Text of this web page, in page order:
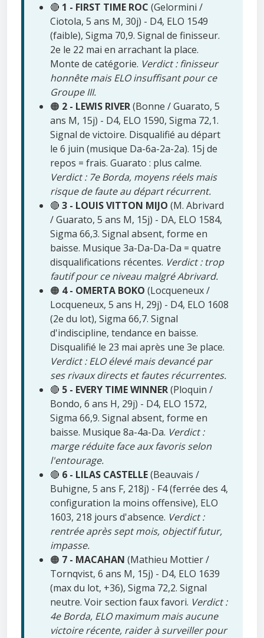
🔴 1 - FIRST TIME ROC (Gelormini /
Ciotola, 5 ans M, 30j) - D4, ELO 1549
(faible), Sigma 70,9. Signal de finisseur.
2e le 22 mai en arrachant la place.
Monte de catégorie. Verdict : finisseur
honnête mais ELO insuffisant pour ce
Groupe III.
🟠 2 - LEWIS RIVER(Bonne / Guarato, 5
ans M, 15j) - D4, ELO 1590, Sigma 72,1.
Signal de victoire. Disqualifié au départ
le 6 juin (musique Da-6a-2a-2a). 15j de
repos = frais. Guarato : plus calme.
Verdict : 7e Borda, moyens réels mais
risque de faute au départ récurrent.
🔴 3 - LOUIS VITTON MIJO (M. Abrivard
/ Guarato, 5 ans M, 15j) - DA, ELO 1584,
Sigma 66,3. Signal absent, forme en
baisse. Musique 3a-Da-Da-Da = quatre
disqualifications récentes. Verdict : trop
fautif pour ce niveau malgré Abrivard.
🟠 4 - OMERTA BOKO (Locqueneux /
Locqueneux, 5 ans H, 29j) - D4, ELO 1608
(2e du lot), Sigma 66,7. Signal
d'indiscipline, tendance en baisse.
Disqualifié le 23 mai après une 3e place.
Verdict : ELO élevé mais devancé par
ses rivaux directs et fautes récurrentes.
🔴 5 - EVERY TIME WINNER(Ploquin /
Bondo, 6 ans H, 29j) - D4, ELO 1572,
Sigma 66,9. Signal absent, forme en
baisse. Musique 8a-4a-Da. Verdict :
marge réduite face aux favoris selon
l'entourage.
🔴 6 - LILAS CASTELLE(Beauvais /
Buhigne, 5 ans F, 218j) - F4 (ferrée des 4,
configuration la moins offensive), ELO
1603, 218 jours d'absence. Verdict :
rentrée après sept mois, objectif futur,
impasse.
🟠 7 - MACAHAN (Mathieu Mottier /
Tornqvist, 6 ans M, 15j) - D4, ELO 1639
(max du lot, +36), Sigma 72,2. Signal
neutre. Voir section faux favori. Verdict :
4e Borda, ELO maximum mais aucune
victoire récente, raider à surveiller pour